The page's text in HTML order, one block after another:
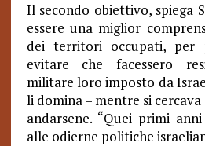
Il secondo obiettivo, spiega
essere una miglior
dei territori occupati, per
evitare che facessero
militare loro imposto da
li domina – mentre si
andarsene. “Quei primi
alle odierne politiche